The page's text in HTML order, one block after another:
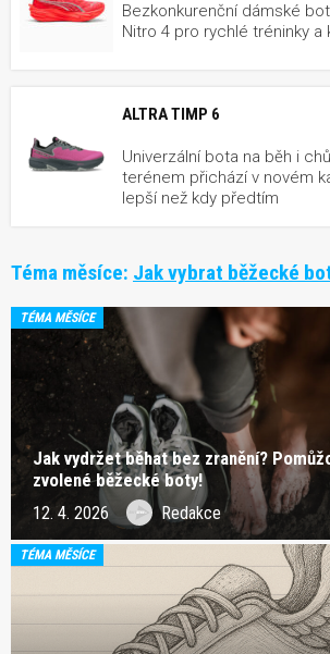
Bezkonkurenční dámské
Nitro 4 pro rychlé tréninky a
ALTRA TIMP 6
Univerzální bota na běh i
terénem přichází v novém
lepší než kdy předtím
Téma měsíce: Jak vybrat běžecké
TÉMA MĚSÍCE
Jak vydržet běhat bez zranění?
zvolené běžecké boty!
12. 4. 2026 Redakce
TÉMA MĚSÍCE